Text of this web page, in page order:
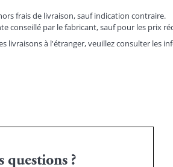
frais de livraison, sauf indication contraire.
conseillé par le fabricant, sauf pour les prix
livraisons à l'étranger, veuillez consulter les
questions ?